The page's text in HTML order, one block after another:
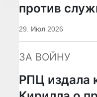
против
29. Июл 2026
ЗА ВОЙНУ
РПЦ издала